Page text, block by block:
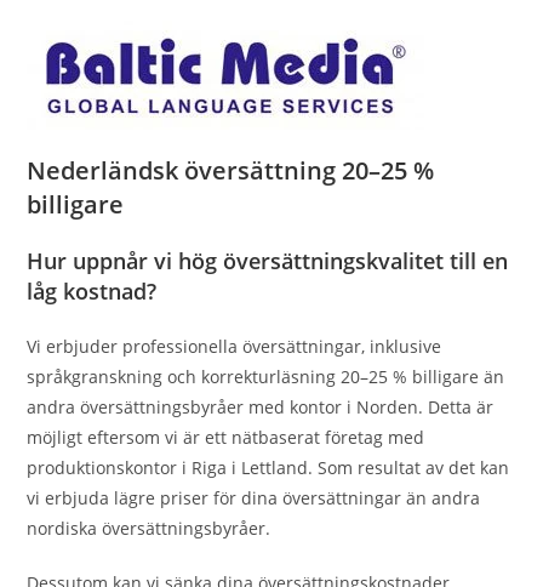
Nederländsk översättning 20–25 %
billigare
Hur uppnår vi hög översättningskvalitet till en
låg kostnad?
Vi erbjuder professionella översättningar, inklusive
språkgranskning och korrekturläsning 20–25 % billigare än
andra översättningsbyråer med kontor i Norden. Detta är
möjligt eftersom vi är ett nätbaserat företag med
produktionskontor i Riga i Lettland. Som resultat av det kan
vi erbjuda lägre priser för dina översättningar än andra
nordiska översättningsbyråer.
Dessutom kan vi sänka dina översättningskostnader